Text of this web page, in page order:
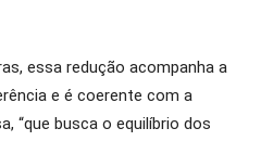
essa redução acompanha a
e é coerente com a
“que busca o equilíbrio dos